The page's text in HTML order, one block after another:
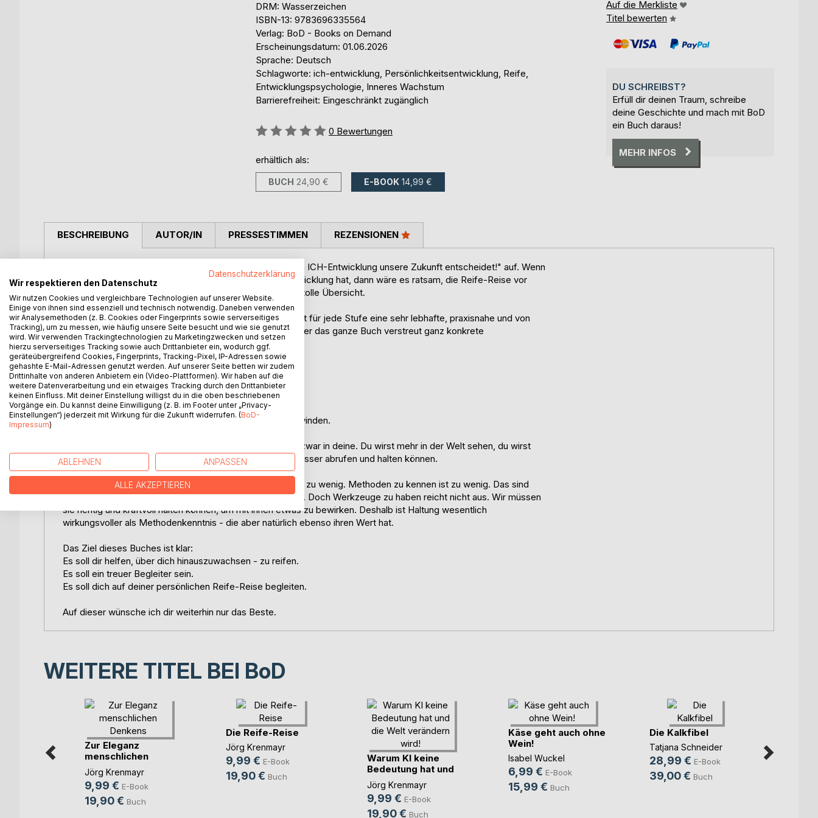
DRM: Wasserzeichen
ISBN-13: 9783696335564
Verlag: BoD - Books on Demand
Erscheinungsdatum: 01.06.2026
Sprache: Deutsch
Schlagworte: ich-entwicklung, Persönlichkeitsentwicklung, Reife,
Entwicklungspsychologie, Inneres Wachstum
Barrierefreiheit: Eingeschränkt zugänglich
Bewertung::
0 Bewertungen
erhältlich als:
BUCH 24,90 € E-BOOK 14,99 €
Auf die Merkliste
Titel bewerten
DU SCHREIBST?
Erfüll dir deinen Traum, schreibe
deine Geschichte und mach mit BoD
ein Buch daraus!
MEHR INFOS
BESCHREIBUNG
Dieses Buch baut auf dem Buch "Die Reife-Reise: Warum ICH-Entwicklung unsere Zukunft entscheidet!" auf. Wenn
man noch gar keine Vorstellung vom Modell der ICH-Entwicklung hat, dann wäre es ratsam, die Reife-Reise vor
diesem Buch zu lesen. Es gibt einen klaren Rahmen, eine tolle Übersicht.
Dieses Buch steigt richtig tief in die Stufen 3-7 ein. Es gibt für jede Stufe eine sehr lebhafte, praxisnahe und von
Beispielen getragene Beschreibung. Zudem findest du über das ganze Buch verstreut ganz konkrete
Entwicklungstipps, die dabei helfen
dein ICH immer besser zu verstehen und zu fühlen
deine Grenzen immer besser zu erkennen und
diese Grenzen immer weiter zu verschieben und zu überwinden.
Das Buch der Tiefe führt - was sonst - in die Tiefe - und zwar in deine. Du wirst mehr in der Welt sehen, du wirst
neue Fähigkeiten entdecken und diese im Alltag immer besser abrufen und halten können.
Es ist ein Buch der Haltung. Denn Fähigkeiten zu lernen ist zu wenig. Methoden zu kennen ist zu wenig. Das sind
Werkzeuge, die uns bei schweren Aufgaben helfen sollen. Doch Werkzeuge zu haben reicht nicht aus. Wir müssen
sie richtig und kraftvoll halten können, um mit ihnen etwas zu bewirken. Deshalb ist Haltung wesentlich
wirkungsvoller als Methodenkenntnis - die aber natürlich ebenso ihren Wert hat.
Das Ziel dieses Buches ist klar:
Es soll dir helfen, über dich hinauszuwachsen - zu reifen.
Es soll ein treuer Begleiter sein.
Es soll dich auf deiner persönlichen Reife-Reise begleiten.
Auf dieser wünsche ich dir weiterhin nur das Beste.
AUTOR/IN PRESSESTIMMEN REZENSIONEN
WEITERE TITEL BEI BoD
Zur Eleganz
menschlichen
Denkens
Jörg Krenmayr
9,99 € E-Book
19,90 € Buch
Die Reife-Reise
Jörg Krenmayr
9,99 € E-Book
19,90 € Buch
Warum KI keine
Bedeutung hat und
d(...)
Jörg Krenmayr
9,99 € E-Book
19,90 € Buch
Käse geht auch ohne
Wein!
Isabel Wuckel
6,99 € E-Book
15,99 € Buch
Die Kalkfibel
Tatjana Schneider
28,99 € E-Book
39,00 € Buch
Datenschutzerklärung
Wir respektieren den Datenschutz
Wir nutzen Cookies und vergleichbare Technologien auf unserer Website.
Einige von ihnen sind essenziell und technisch notwendig. Daneben verwenden
wir Analysemethoden (z. B. Cookies oder Fingerprints sowie serverseitiges
Tracking), um zu messen, wie häufig unsere Seite besucht und wie sie genutzt
wird. Wir verwenden Trackingtechnologien zu Marketingzwecken und setzen
hierzu serverseitiges Tracking sowie auch Drittanbieter ein, wodurch ggf.
geräteübergreifend Cookies, Fingerprints, Tracking-Pixel, IP-Adressen sowie
gehashte E-Mail-Adressen genutzt werden. Auf unserer Seite betten wir zudem
Drittinhalte von anderen Anbietern ein (Video-Plattformen). Wir haben auf die
weitere Datenverarbeitung und ein etwaiges Tracking durch den Drittanbieter
keinen Einfluss. Mit deiner Einstellung willigst du in die oben beschriebenen
Vorgänge ein. Du kannst deine Einwilligung (z. B. im Footer unter „Privacy-
Einstellungen“) jederzeit mit Wirkung für die Zukunft widerrufen. (BoD-
Impressum)
ABLEHNEN ANPASSEN
ALLE AKZEPTIEREN